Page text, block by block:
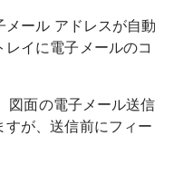
メール アドレスが自動
イに電子メールのコ
図面の電子メール送信
すが、送信前にフィー